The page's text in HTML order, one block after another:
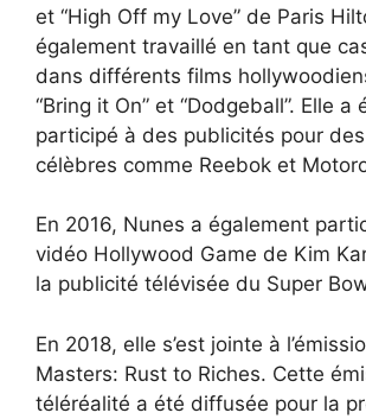
et “High Off my Love” de Paris
également travaillé en tant que
dans différents films
“Bring it On” et “Dodgeball”. Elle a
participé à des publicités pour
célèbres comme Reebok et
En 2016, Nunes a également
vidéo Hollywood Game de Kim
la publicité télévisée du Super
En 2018, elle s’est jointe à
Masters: Rust to Riches. Cette
téléréalité a été diffusée pour la